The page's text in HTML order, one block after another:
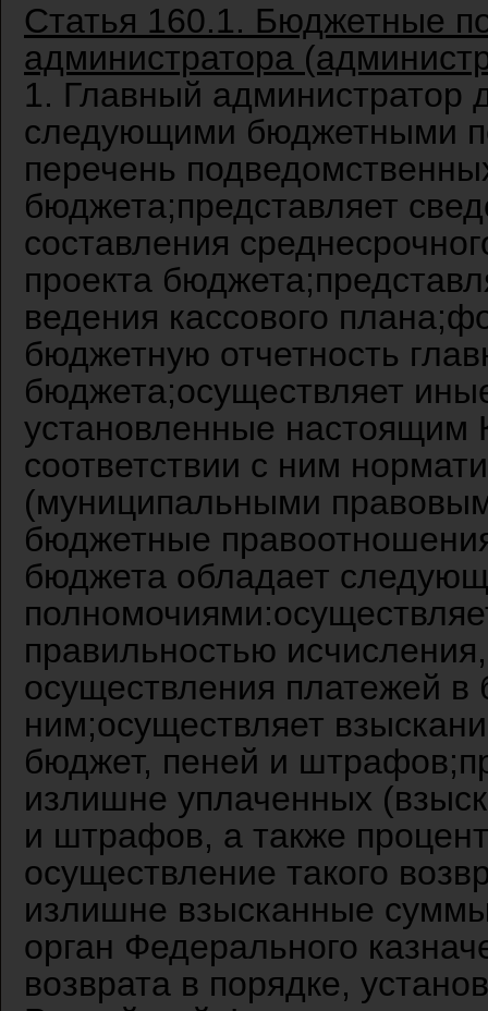
Статья 160.1. Бюджетные
администратора
1. Главный администратор
следующими бюджетными
перечень
бюджета;представляет
составления
проекта
ведения кассового
бюджетную отчетность
бюджета;осуществляет
установленные
соответствии с ним
(муниципальными
бюджетные
бюджета обладает
правильностью
осуществления платежей
ним;осуществляет
бюджет, пеней и
излишне уплаченных
и штрафов, а также
осуществление такого
излишне взысканные
орган Федерального
возврата в порядке,